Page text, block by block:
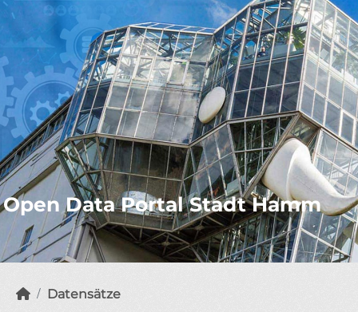
Open Data Portal Stadt Hamm
Datensätze